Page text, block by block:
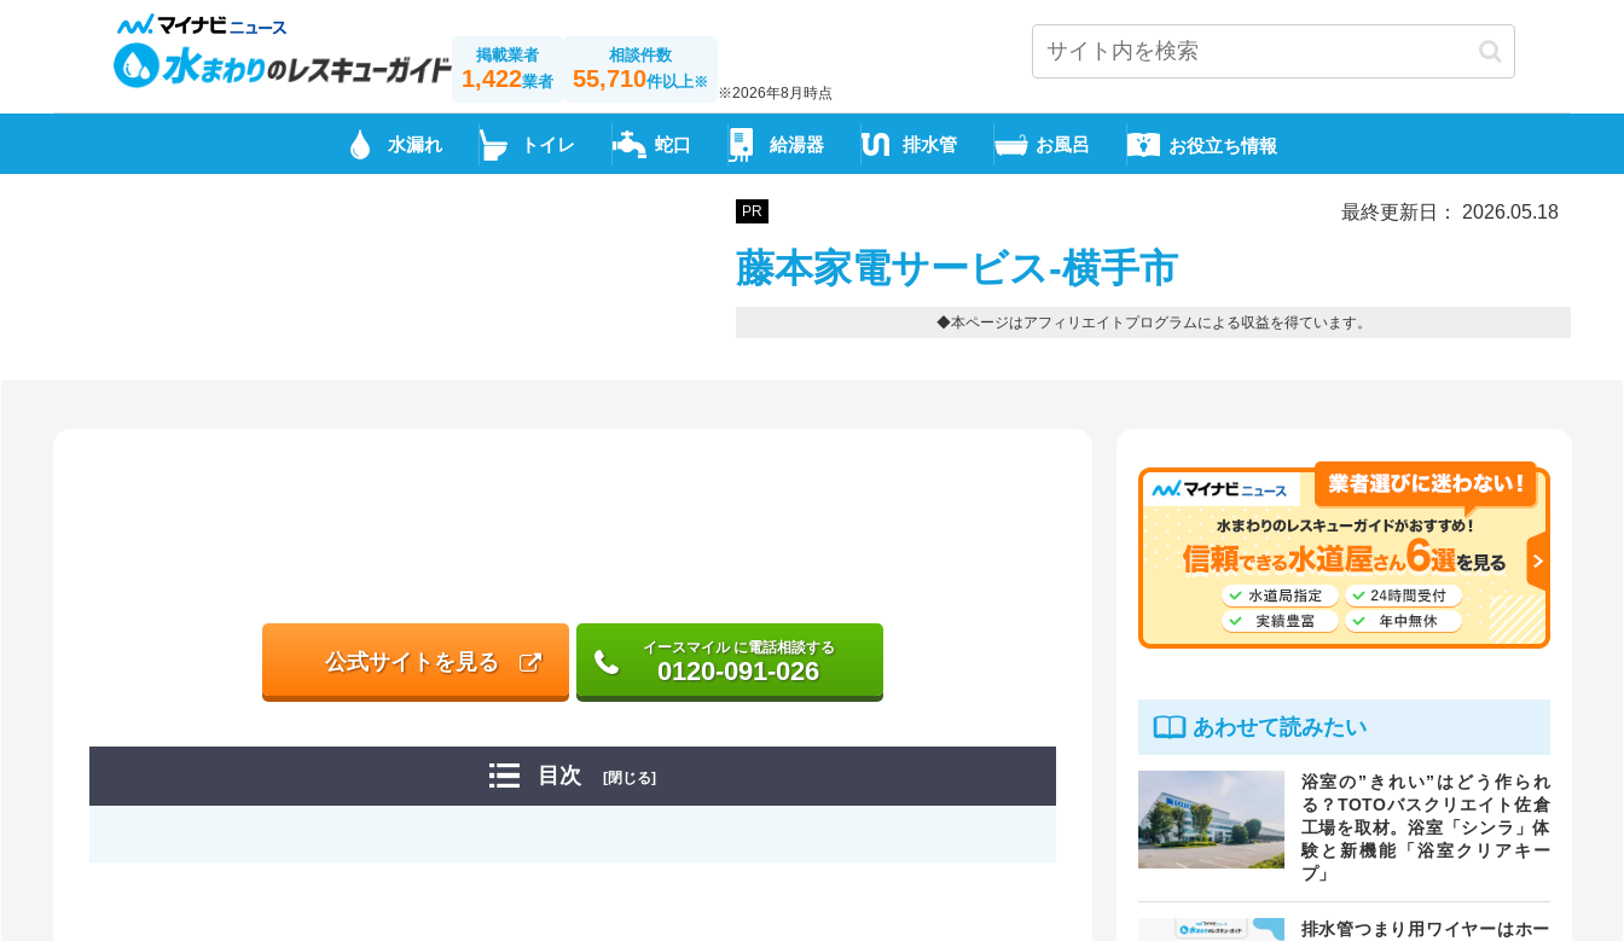
掲載業者
1,422業者
相談件数
55,710件以上※
※2026年8月時点
水漏れ トイレ 蛇口 給湯器 排水管 お風呂 お役立ち情報
PR 最終更新日： 2026.05.18
藤本家電サービス-横手市
◆本ページはアフィリエイトプログラムによる収益を得ています。
公式サイトを見る
イースマイル に電話相談する
0120-091-026
目次 [閉じる]
あわせて読みたい
浴室の”きれい”はどう作られ
る？TOTOバスクリエイト佐倉
工場を取材。浴室「シンラ」体
験と新機能「浴室クリアキー
プ」
排水管つまり用ワイヤーはホー